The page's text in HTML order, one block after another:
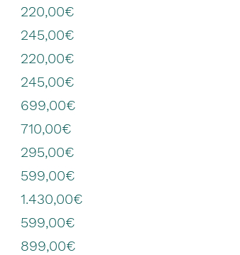
220,00€
245,00€
220,00€
245,00€
699,00€
710,00€
295,00€
599,00€
1.430,00€
599,00€
899,00€